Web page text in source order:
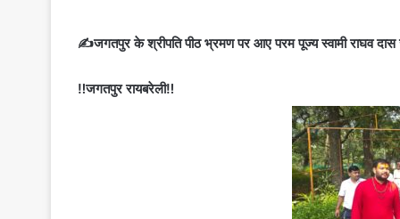
✍️जगतपुर के श्रीपति पीठ भ्रमण पर आए परम पूज्य स्वामी राघव
‼️जगतपुर रायबरेली‼️